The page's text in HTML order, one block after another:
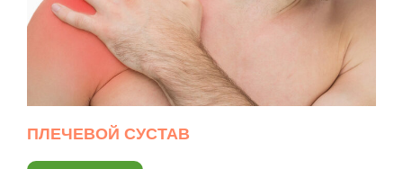
ПЛЕЧЕВОЙ СУСТАВ